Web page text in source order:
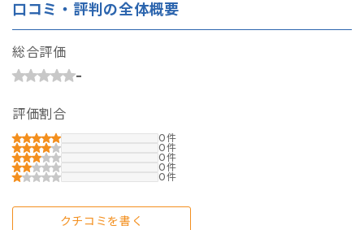
口コミ・評判の全体概要
総合評価
-
評価割合
0
0
0
0
0
クチコミを書く